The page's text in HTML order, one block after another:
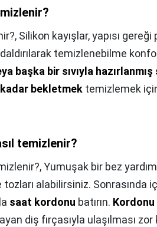
Silikon kayışlar, yapısı
temizlenebilme
başka bir sıvıyla hazırlanmış
bekletmek temizlemek
temizlenir?
Yumuşak bir bez
alabilirsiniz. Sonrasında
saat kordonu batırın. Kordonu
diş fırçasıyla ulaşılması zor